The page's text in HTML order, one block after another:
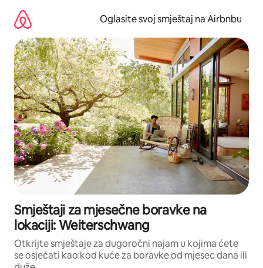
sadržaj
Oglasite svoj smještaj na Airbnbu
Smještaji za mjesečne boravke na
lokaciji: Weiterschwang
Otkrijte smještaje za dugoročni najam u kojima ćete
se osjećati kao kod kuće za boravke od mjesec dana ili